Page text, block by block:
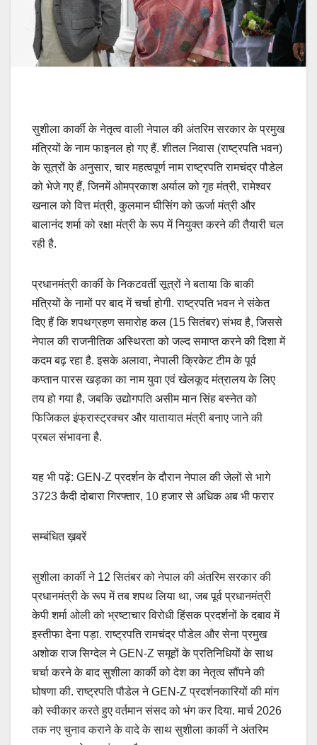
सुशीला कार्की के नेतृत्व वाली नेपाल की अंतरिम सरकार के प्रमुख
मंत्रियों के नाम फाइनल हो गए हैं. शीतल निवास (राष्ट्रपति भवन)
के सूत्रों के अनुसार, चार महत्वपूर्ण नाम राष्ट्रपति रामचंद्र पौडेल
को भेजे गए हैं, जिनमें ओमप्रकाश अर्याल को गृह मंत्री, रामेश्वर
खनाल को वित्त मंत्री, कुलमान घीसिंग को ऊर्जा मंत्री और
बालानंद शर्मा को रक्षा मंत्री के रूप में नियुक्त करने की तैयारी चल
रही है.
प्रधानमंत्री कार्की के निकटवर्ती सूत्रों ने बताया कि बाकी
मंत्रियों के नामों पर बाद में चर्चा होगी. राष्ट्रपति भवन ने संकेत
दिए हैं कि शपथग्रहण समारोह कल (15 सितंबर) संभव है, जिससे
नेपाल की राजनीतिक अस्थिरता को जल्द समाप्त करने की दिशा में
कदम बढ़ रहा है. इसके अलावा, नेपाली क्रिकेट टीम के पूर्व
कप्तान पारस खड़का का नाम युवा एवं खेलकूद मंत्रालय के लिए
तय हो गया है, जबकि उद्योगपति असीम मान सिंह बस्नेत को
फिजिकल इंफ्रास्ट्रक्चर और यातायात मंत्री बनाए जाने की
प्रबल संभावना है.
यह भी पढ़ें: GEN-Z प्रदर्शन के दौरान नेपाल की जेलों से भागे
3723 कैदी दोबारा गिरफ्तार, 10 हजार से अधिक अब भी फरार
सम्बंधित ख़बरें
सुशीला कार्की ने 12 सितंबर को नेपाल की अंतरिम सरकार की
प्रधानमंत्री के रूप में तब शपथ लिया था, जब पूर्व प्रधानमंत्री
केपी शर्मा ओली को भ्रष्टाचार विरोधी हिंसक प्रदर्शनों के दबाव में
इस्तीफा देना पड़ा. राष्ट्रपति रामचंद्र पौडेल और सेना प्रमुख
अशोक राज सिग्देल ने GEN-Z समूहों के प्रतिनिधियों के साथ
चर्चा करने के बाद सुशीला कार्की को देश का नेतृत्व सौंपने की
घोषणा की. राष्ट्रपति पौडेल ने GEN-Z प्रदर्शनकारियों की मांग
को स्वीकार करते हुए वर्तमान संसद को भंग कर दिया. मार्च 2026
तक नए चुनाव कराने के वादे के साथ सुशीला कार्की ने अंतरिम